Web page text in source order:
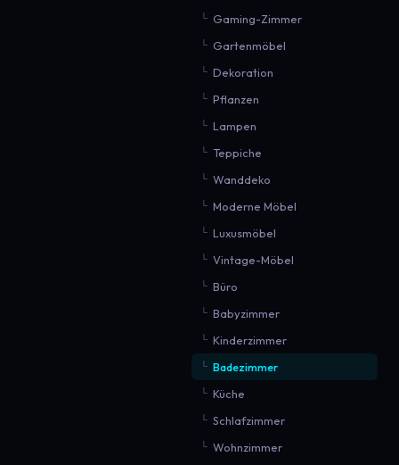
Gaming-Zimmer
Gartenmöbel
Dekoration
Pflanzen
Lampen
Teppiche
Wanddeko
Moderne Möbel
Luxusmöbel
Vintage-Möbel
Büro
Babyzimmer
Kinderzimmer
Badezimmer
Küche
Schlafzimmer
Wohnzimmer